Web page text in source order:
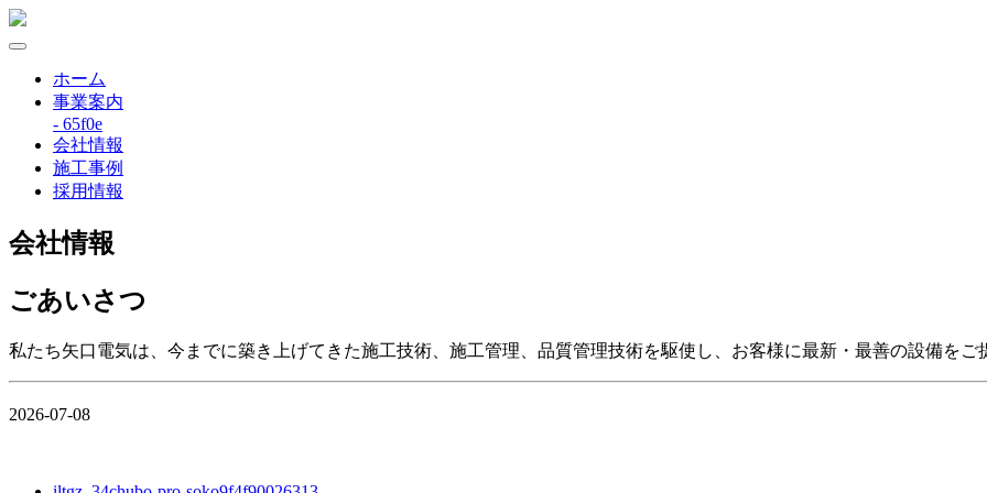
ホーム
事業案内
- 65f0e
会社情報
施工事例
採用情報
会社情報
ごあいさつ
私たち矢口電気は、今までに築き上げてきた施工技術、施工管理、品質管理技術を駆使し、お客様に最新・最善の設備をご
2026-07-08